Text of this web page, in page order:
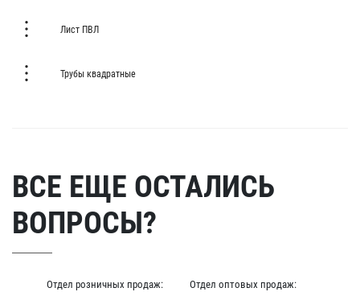
Лист ПВЛ
Трубы квадратные
ВСЕ ЕЩЕ ОСТАЛИСЬ
ВОПРОСЫ?
Отдел розничных продаж: Отдел оптовых продаж: